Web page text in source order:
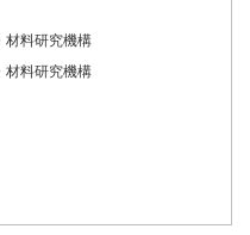
材料研究機構
材料研究機構